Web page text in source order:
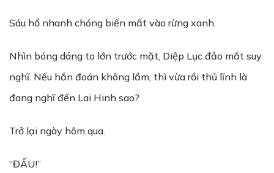
Sáu hổ nhanh chóng biến mất vào rừng xanh.
Nhìn bóng dáng to lớn trước mặt, Diệp Lục đảo mắt suy
nghĩ. Nếu hắn đoán không lầm, thì vừa rồi thủ lĩnh là
đang nghĩ đến Lai Hinh sao?
Trở lại ngày hôm qua.
“ĐẤU!”